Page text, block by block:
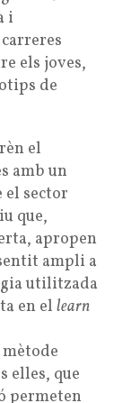
i
els joves,
de
el
amb un
el sector
que,
apropen
ampli a
utilitzada
en el learn
elles, que
permeten